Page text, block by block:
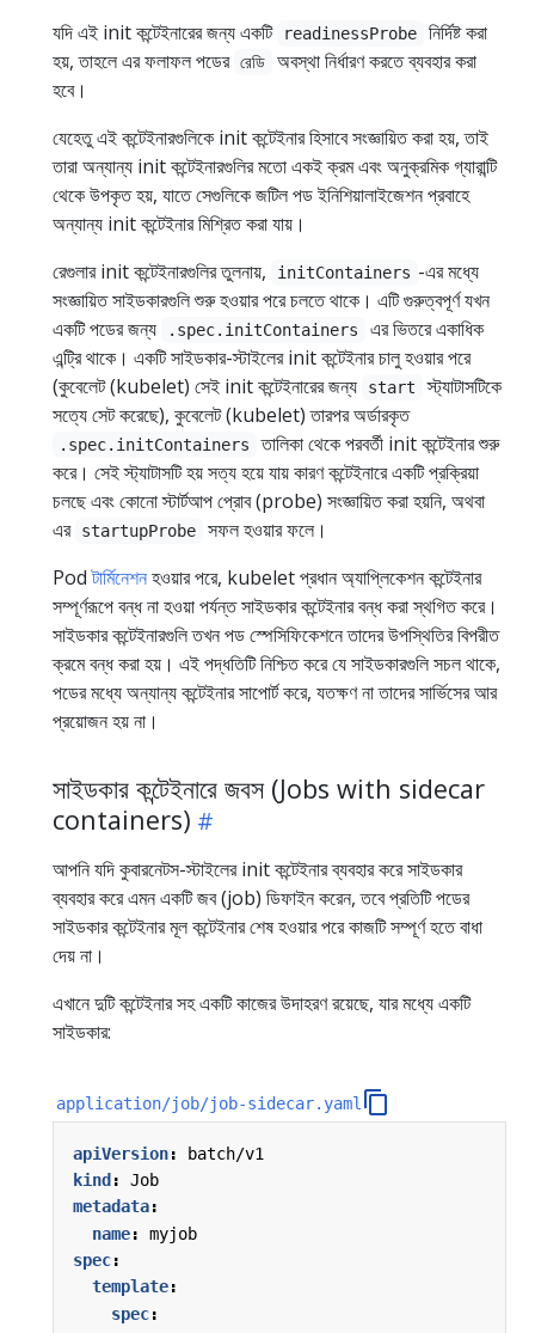
যদি এই init কন্টেইনারের জন্য একটি
readinessProbe
নির্দিষ্ট করা
হয়, তাহলে এর ফলাফল পডের রেডি
অবস্থা নির্ধারণ করতে ব্যবহার করা
হবে।
যেহেতু এই কন্টেইনারগুলিকে init কন্টেইনার হিসাবে সংজ্ঞায়িত করা হয়, তাই
তারা অন্যান্য init কন্টেইনারগুলির মতো একই ক্রম এবং অনুক্রমিক গ্যারান্টি
থেকে উপকৃত হয়, যাতে সেগুলিকে জটিল পড ইনিশিয়ালাইজেশন প্রবাহে
অন্যান্য init কন্টেইনার মিশ্রিত করা যায়।
রেগুলার init কন্টেইনারগুলির তুলনায়,
initContainers -এর মধ্যে
সংজ্ঞায়িত সাইডকারগুলি শুরু হওয়ার পরে চলতে থাকে। এটি গুরুত্বপূর্ণ যখন
একটি পডের জন্য
.spec.initContainers
এর ভিতরে একাধিক
এন্ট্রি থাকে। একটি সাইডকার-স্টাইলের init কন্টেইনার চালু হওয়ার পরে
(কুবেলেট (kubelet) সেই init কন্টেইনারের জন্য
start
স্ট্যাটাসটিকে
সত্যে সেট করেছে), কুবেলেট (kubelet) তারপর অর্ডারকৃত
.spec.initContainers
তালিকা থেকে পরবর্তী init কন্টেইনার শুরু
করে। সেই স্ট্যাটাসটি হয় সত্য হয়ে যায় কারণ কন্টেইনারে একটি প্রক্রিয়া
চলছে এবং কোনো স্টার্টআপ প্রোব (probe) সংজ্ঞায়িত করা হয়নি, অথবা
এর startupProbe
সফল হওয়ার ফলে।
Podটার্মিনেশনহওয়ার পরে, kubelet প্রধান অ্যাপ্লিকেশন কন্টেইনার
সম্পূর্ণরূপে বন্ধ না হওয়া পর্যন্ত সাইডকার কন্টেইনার বন্ধ করা স্থগিত করে।
সাইডকার কন্টেইনারগুলি তখন পড স্পেসিফিকেশনে তাদের উপস্থিতির বিপরীত
ক্রমে বন্ধ করা হয়। এই পদ্ধতিটি নিশ্চিত করে যে সাইডকারগুলি সচল থাকে,
পডের মধ্যে অন্যান্য কন্টেইনার সাপোর্ট করে, যতক্ষণ না তাদের সার্ভিসের আর
প্রয়োজন হয় না।
সাইডকার কন্টেইনারে জবস (Jobs with sidecar
containers)
আপনি যদি কুবারনেটস-স্টাইলের init কন্টেইনার ব্যবহার করে সাইডকার
ব্যবহার করে এমন একটি জব (job) ডিফাইন করেন, তবে প্রতিটি পডের
সাইডকার কন্টেইনার মূল কন্টেইনার শেষ হওয়ার পরে কাজটি সম্পূর্ণ হতে বাধা
দেয় না।
এখানে দুটি কন্টেইনার সহ একটি কাজের উদাহরণ রয়েছে, যার মধ্যে একটি
সাইডকার:
application/job/job-sidecar.yaml
apiVersion:
batch/v1
kind :
Job
metadata:
name:
myjob
spec:
template:
spec: